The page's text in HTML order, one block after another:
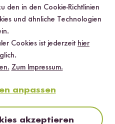
Edelstahl oder
den in den Cookie-Richtlinien
und ähnliche Technologien
Cookies ist jederzeit hier
Zum Impressum.
anpassen
akzeptieren